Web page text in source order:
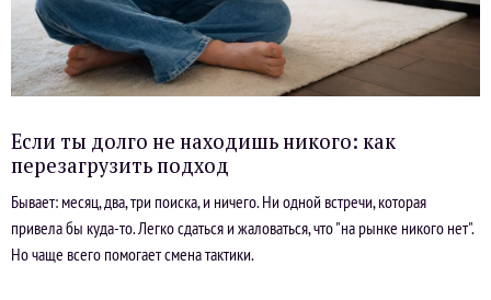
Если ты долго не находишь никого: как
перезагрузить подход
Бывает: месяц, два, три поиска, и ничего. Ни одной встречи, которая
привела бы куда-то. Легко сдаться и жаловаться, что "на рынке никого нет".
Но чаще всего помогает смена тактики.